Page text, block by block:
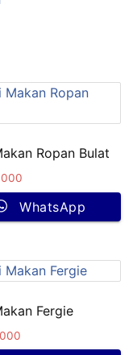
Ropan Bulat
WhatsApp
Fergie